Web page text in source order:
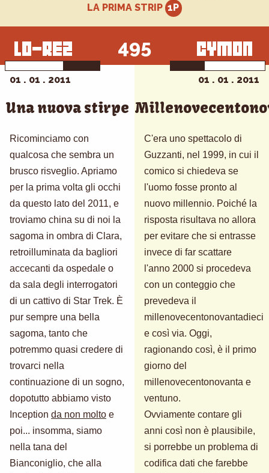
LA PRIMA STRIP
495
01 . 01 . 2011
Una nuova stirpe
Ricominciamo con
qualcosa che sembra un
brusco risveglio. Apriamo
per la prima volta gli occhi
da questo lato del 2011, e
troviamo china su di noi la
sagoma in ombra di Clara,
retroilluminata da bagliori
accecanti da ospedale o
da sala degli interrogatori
di un cattivo di Star Trek. È
pur sempre una bella
sagoma, tanto che
potremmo quasi credere di
trovarci nella
continuazione di un sogno,
dopotutto abbiamo visto
Inception da non molto e
poi... insomma, siamo
nella tana del
Bianconiglio, che alla
01 . 01 . 2011
C'era uno spettacolo di
Guzzanti, nel 1999, in cui il
comico si chiedeva se
l'uomo fosse pronto al
nuovo millennio. Poiché la
risposta risultava no allora
per evitare che si entrasse
invece di far scattare
l'anno 2000 si procedeva
con un conteggio che
prevedeva il
millenovecentonovantadieci
e così via. Oggi,
ragionando così, è il primo
giorno del
millenovecentonovanta e
ventuno.
Ovviamente contare gli
anni così non è plausibile,
si porrebbe un problema di
codifica dati che farebbe